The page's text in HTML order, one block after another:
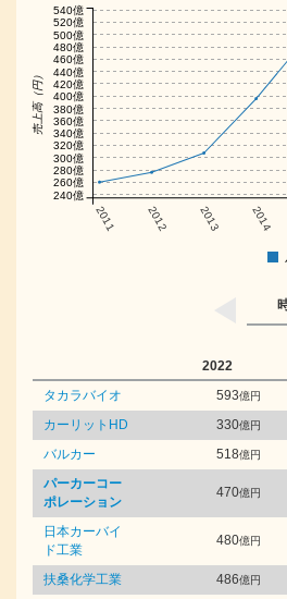
2011 2012 2013 2014
売上高（円）
240億
260億
280億
300億
320億
340億
360億
380億
400億
420億
440億
460億
480億
500億
520億
540億
2022
タカラバイオ
593億円
カーリットHD
330億円
バルカー
518億円
パーカーコー
ポレーション
470億円
日本カーバイ
ド工業
480億円
扶桑化学工業 486億円